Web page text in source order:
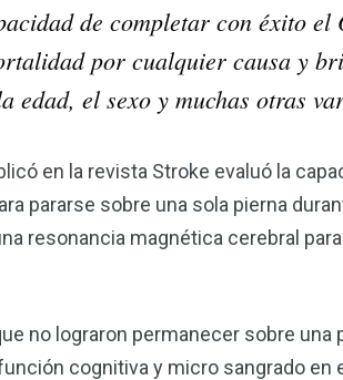
de completar con éxito el
por cualquier causa y
edad, el sexo y muchas otras
en la revista Stroke evaluó la
pararse sobre una sola pierna
resonancia magnética cerebral
no lograron permanecer sobre
cognitiva y micro sangrado